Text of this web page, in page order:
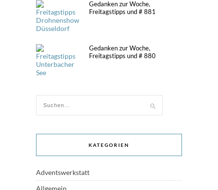
Gedanken zur Woche,
Freitagstipps und # 881
Gedanken zur Woche,
Freitagstipps und # 880
KATEGORIEN
Adventswerkstatt
Allgemein